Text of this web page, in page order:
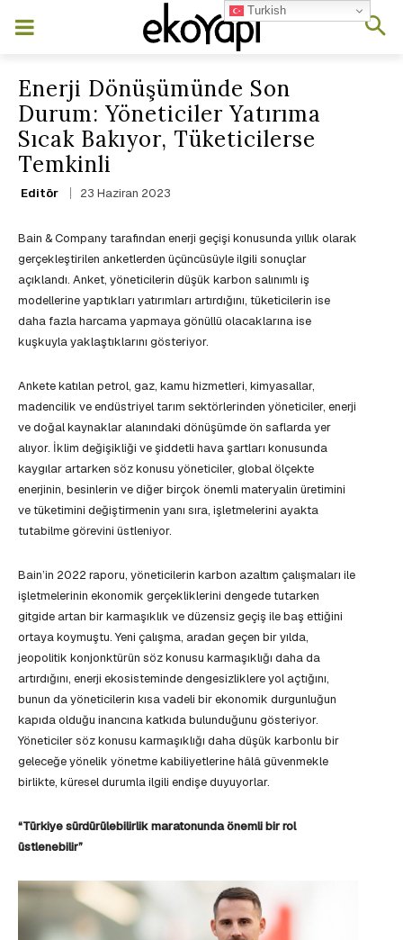
Enerji Dönüşümünde Son
Durum: Yöneticiler Yatırıma
Sıcak Bakıyor, Tüketicilerse
Temkinli
Editör 23 Haziran 2023
Bain & Company tarafından enerji geçişi konusunda yıllık olarak
gerçekleştirilen anketlerden üçüncüsüyle ilgili sonuçlar
açıklandı. Anket, yöneticilerin düşük karbon salınımlı iş
modellerine yaptıkları yatırımları artırdığını, tüketicilerin ise
daha fazla harcama yapmaya gönüllü olacaklarına ise
kuşkuyla yaklaştıklarını gösteriyor.
Ankete katılan petrol, gaz, kamu hizmetleri, kimyasallar,
madencilik ve endüstriyel tarım sektörlerinden yöneticiler, enerji
ve doğal kaynaklar alanındaki dönüşümde ön saflarda yer
alıyor. İklim değişikliği ve şiddetli hava şartları konusunda
kaygılar artarken söz konusu yöneticiler, global ölçekte
enerjinin, besinlerin ve diğer birçok önemli materyalin üretimini
ve tüketimini değiştirmenin yanı sıra, işletmelerini ayakta
tutabilme görevini üstleniyor.
Bain’in 2022 raporu, yöneticilerin karbon azaltım çalışmaları ile
işletmelerinin ekonomik gerçekliklerini dengede tutarken
gitgide artan bir karmaşıklık ve düzensiz geçiş ile baş ettiğini
ortaya koymuştu. Yeni çalışma, aradan geçen bir yılda,
jeopolitik konjonktürün söz konusu karmaşıklığı daha da
artırdığını, enerji ekosisteminde dengesizliklere yol açtığını,
bunun da yöneticilerin kısa vadeli bir ekonomik durgunluğun
kapıda olduğu inancına katkıda bulunduğunu gösteriyor.
Yöneticiler söz konusu karmaşıklığı daha düşük karbonlu bir
geleceğe yönelik yönetme kabiliyetlerine hâlâ güvenmekle
birlikte, küresel durumla ilgili endişe duyuyorlar.
“Türkiye sürdürülebilirlik maratonunda önemli bir rol
üstlenebilir”
Turkish